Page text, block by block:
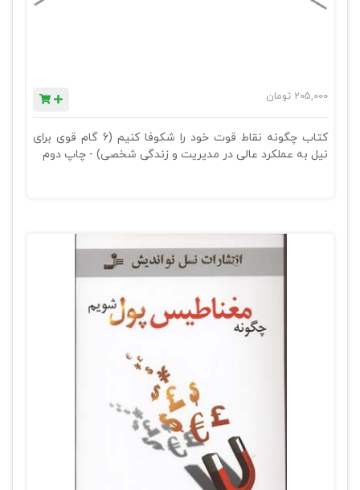
205,000 تومان
کتاب چگونه نقاط قوت خود را شکوفا کنیم (6 گام قوی برای
نیل به عملکرد عالی در مدیریت و زندگی شخصی) - چاپ دوم